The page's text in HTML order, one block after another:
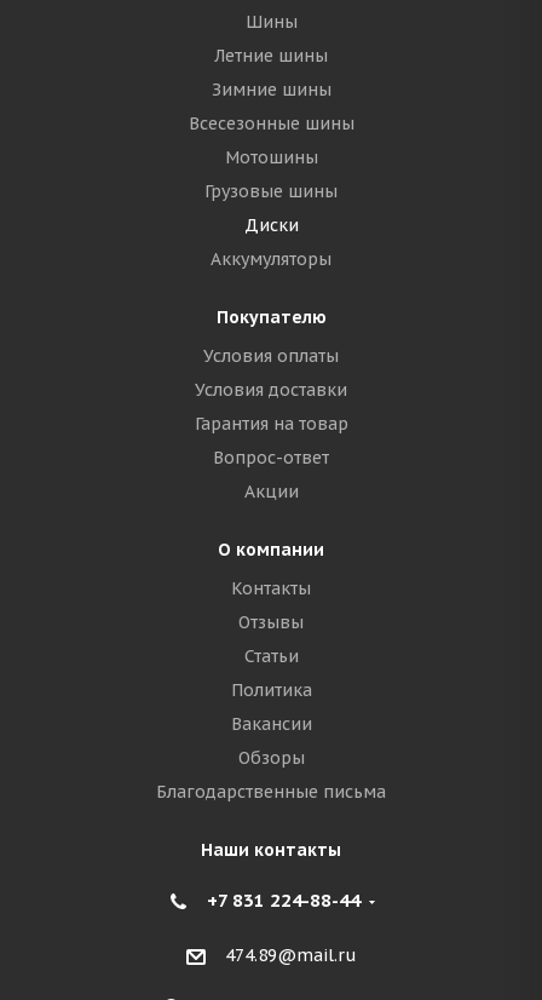
Шины
Летние шины
Зимние шины
Всесезонные шины
Мотошины
Грузовые шины
Диски
Аккумуляторы
Покупателю
Условия оплаты
Условия доставки
Гарантия на товар
Вопрос-ответ
Акции
О компании
Контакты
Отзывы
Статьи
Политика
Вакансии
Обзоры
Благодарственные письма
Наши контакты
+7 831 224-88-44
474.89@mail.ru